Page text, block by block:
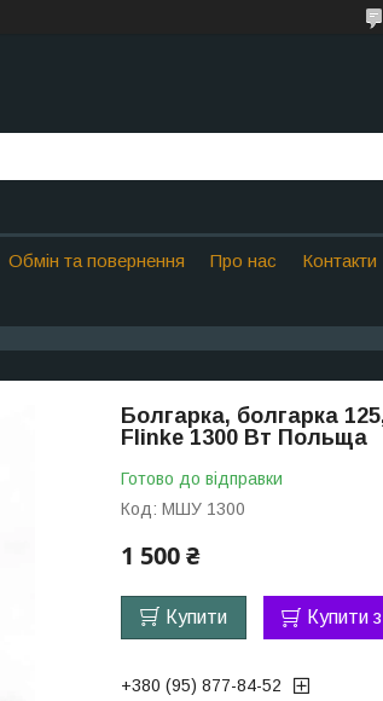
Обмін та повернення Про нас Контакти
Болгарка, болгарка
Flinke 1300 Вт Польща
Готово до відправки
Код: МШУ 1300
1 500 ₴
Купити Купити з
+380 (95) 877-84-52